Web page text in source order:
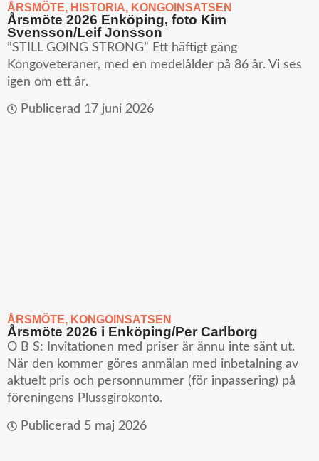
ÅRSMÖTE, HISTORIA, KONGOINSATSEN
Årsmöte 2026 Enköping, foto Kim
Svensson/Leif Jonsson
”STILL GOING STRONG” Ett häftigt gäng
Kongoveteraner, med en medelålder på 86 år. Vi ses
igen om ett år.
Publicerad 17 juni 2026
ÅRSMÖTE, KONGOINSATSEN
Årsmöte 2026 i Enköping/Per Carlborg
O B S: Invitationen med priser är ännu inte sänt ut.
När den kommer göres anmälan med inbetalning av
aktuelt pris och personnummer (för inpassering) på
föreningens Plussgirokonto.
Publicerad 5 maj 2026